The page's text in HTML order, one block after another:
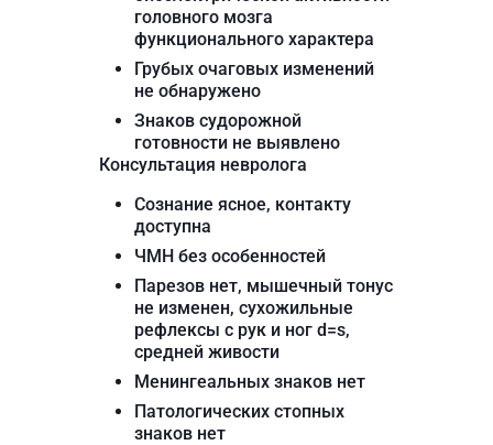
головного мозга
функционального характера
Грубых очаговых изменений
не обнаружено
Знаков судорожной
готовности не выявлено
Консультация невролога
Сознание ясное, контакту
доступна
ЧМН без особенностей
Парезов нет, мышечный тонус
не изменен, сухожильные
рефлексы с рук и ног d=s,
средней живости
Менингеальных знаков нет
Патологических стопных
знаков нет